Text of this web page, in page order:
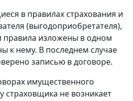
в правилах страхования и
(выгодоприобретателя),
правила изложены в одном
к нему. В последнем случае
записью в договоре.
имущественного
страховщика не возникает